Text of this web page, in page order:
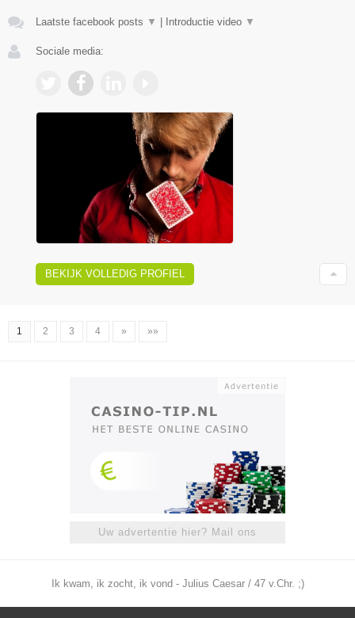
Laatste facebook posts ▼ Introductie video ▼
Sociale media:
BEKIJK VOLLEDIG PROFIEL
1 2 3 4 » »»
Uw advertentie hier? Mail ons
Ik kwam, ik zocht, ik vond - Julius Caesar / 47 v.Chr. ;)